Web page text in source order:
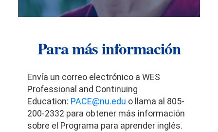
Para más información
Envía un correo electrónico a WES
Professional and Continuing
Education: PACE@nu.edu o llama al 805-
200-2332 para obtener más información
sobre el Programa para aprender inglés.